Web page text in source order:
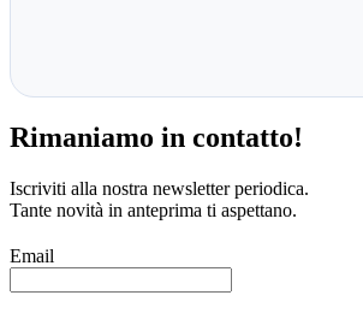
Rimaniamo in contatto!
Iscriviti alla nostra newsletter periodica.
Tante novità in anteprima ti aspettano.
Email